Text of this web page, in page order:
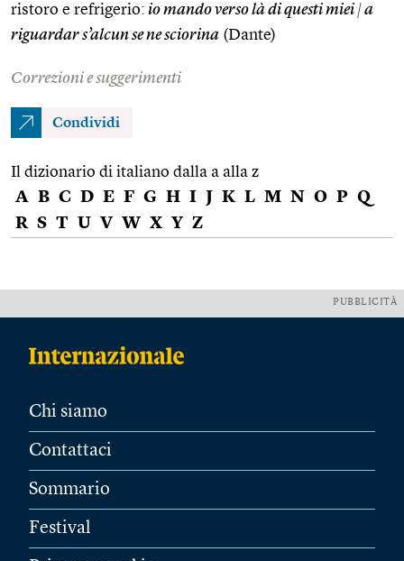
ristoro e refrigerio: io mando verso là di questi miei |a
riguardar s’alcun se ne sciorina (Dante)
Correzioni e suggerimenti
Condividi
Il dizionario di italiano dalla a alla z
A B C D E F G H I J K L M N O P Q
R S T U V W X Y Z
PUBBLICITÀ
Chi siamo
Contattaci
Sommario
Festival